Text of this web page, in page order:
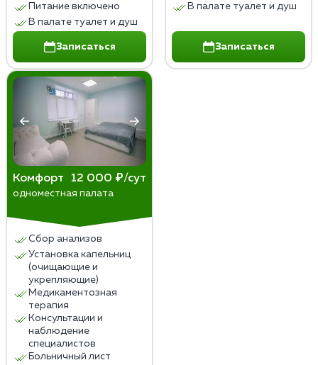
Питание включено
В палате туалет и душ
Записаться
В палате туалет и душ
Записаться
Комфорт 12 000 ₽/сут
одноместная палата
Сбор анализов
Установка капельниц
(очищающие и
укрепляющие)
Медикаментозная
терапия
Консультации и
наблюдение
специалистов
Больничный лист